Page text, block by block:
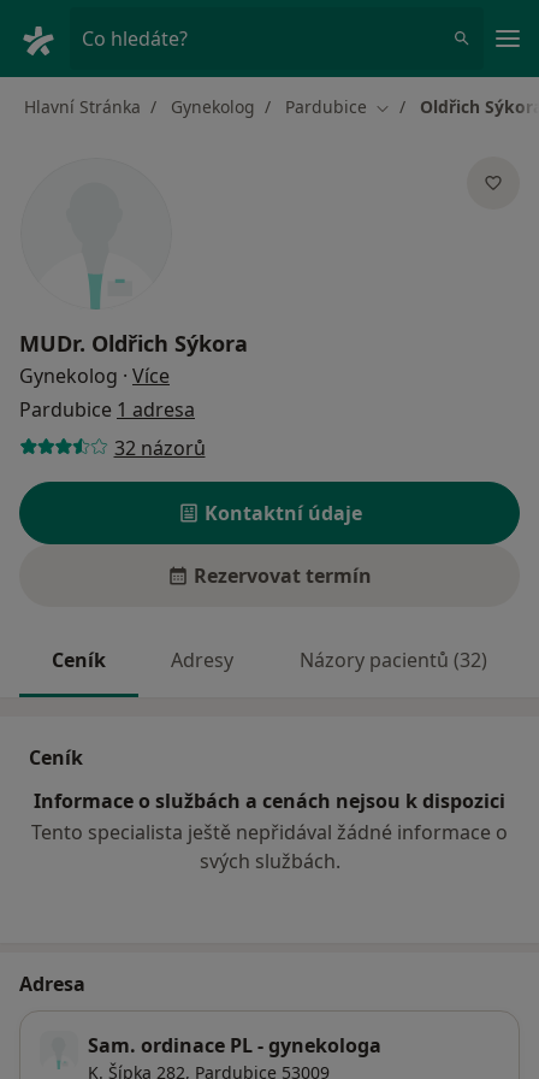
Co hledáte?
Hlavní Stránka Gynekolog Pardubice Změna města
Oldřich
MUDr. Oldřich Sýkora
Gynekolog · Více
Pardubice 1 adresa
32 názorů
Kontaktní údaje
Rezervovat termín
Ceník Adresy Názory pacientů (32)
Ceník
Informace o službách a cenách nejsou k dispozici
Tento specialista ještě nepřidával žádné informace o
svých službách.
Adresa
Sam. ordinace PL - gynekologa
K. Šípka 282, Pardubice 53009